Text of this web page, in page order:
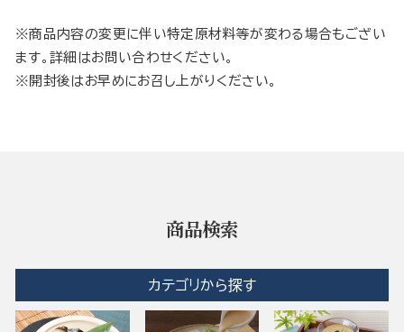
※商品内容の変更に伴い特定原材料等が変わる場合もござい
ます。詳細はお問い合わせください。
※開封後はお早めにお召し上がりください。
商品検索
カテゴリから探す